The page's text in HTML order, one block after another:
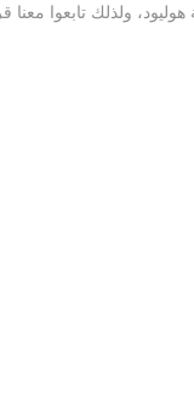
ولذلك تابعوا معنا